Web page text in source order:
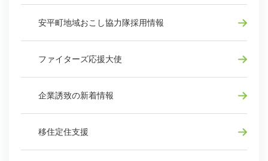
安平町地域おこし協力隊採用情報
ファイターズ応援大使
企業誘致の新着情報
移住定住支援